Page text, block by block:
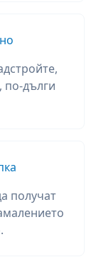
по-дълги
получат